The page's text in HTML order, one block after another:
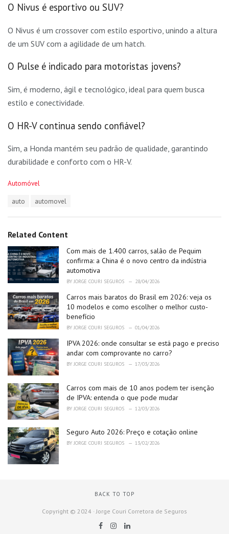
O Nivus é esportivo ou SUV?
O Nivus é um crossover com estilo esportivo, unindo a altura
de um SUV com a agilidade de um hatch.
O Pulse é indicado para motoristas jovens?
Sim, é moderno, ágil e tecnológico, ideal para quem busca
estilo e conectividade.
O HR-V continua sendo confiável?
Sim, a Honda mantém seu padrão de qualidade, garantindo
durabilidade e conforto com o HR-V.
C
r
i
e
s
:
Automóvel
:
auto automovel
Related Content
Com mais de 1.400 carros, salão de Pequim
confirma: a China é o novo centro da indústria
automotiva
BY JORGE COURI SEGUROS 28/04/2026
Carros mais baratos do Brasil em 2026: veja os
10 modelos e como escolher o melhor custo-
benefício
BY JORGE COURI SEGUROS 01/04/2026
IPVA 2026: onde consultar se está pago e preciso
andar com comprovante no carro?
BY JORGE COURI SEGUROS 17/03/2026
Carros com mais de 10 anos podem ter isenção
de IPVA: entenda o que pode mudar
BY JORGE COURI SEGUROS 12/03/2026
Seguro Auto 2026: Preço e cotação online
BY JORGE COURI SEGUROS 13/02/2026
BACK TO TOP
Copyright © 2024 · Jorge Couri Corretora de Seguros